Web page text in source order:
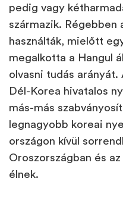
pedig vagy
származik. Régebben
használták, mielőtt
megalkotta a Hangul
olvasni tudás arányát.
Dél-Korea hivatalos
más-más
legnagyobb koreai
országon kívül
Oroszországban és
élnek.